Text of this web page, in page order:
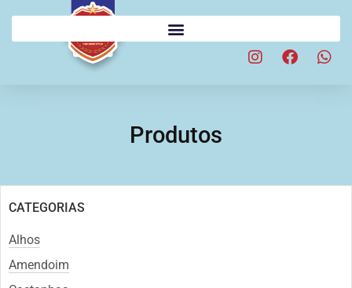
Produtos
CATEGORIAS
Alhos
Amendoim